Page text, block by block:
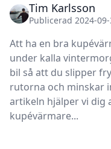
Tim Karlsson
Publicerad 2024-
Att ha en bra
under kalla
bil så att du slipper
rutorna och minskar
artikeln hjälper vi dig
kupévärmare...